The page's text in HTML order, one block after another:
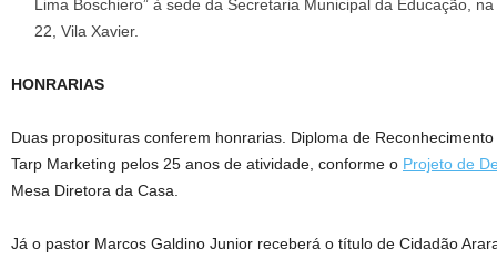
Lima Boschiero” à sede da Secretaria Municipal da Educação,
22, Vila Xavier.
HONRARIAS
Duas proposituras conferem honrarias. Diploma de
Tarp Marketing pelos 25 anos de atividade, conforme o Projeto de
Mesa Diretora da Casa.
Já o pastor Marcos Galdino Junior receberá o título de Cidadão